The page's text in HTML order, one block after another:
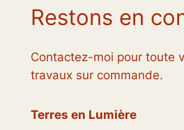
Restons en
Contactez-moi pour toute
travaux sur commande.
Terres en Lumière